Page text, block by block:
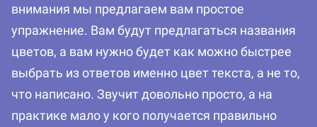
внимания мы предлагаем вам простое
упражнение. Вам будут предлагаться названия
цветов, а вам нужно будет как можно быстрее
выбрать из ответов именно цвет текста, а не то,
что написано. Звучит довольно просто, а на
практике мало у кого получается правильно